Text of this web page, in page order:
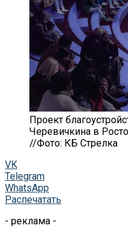
Проект
Черевичкина в
//Фото: КБ Стрелка
VK
Telegram
WhatsApp
Распечатать
- реклама -